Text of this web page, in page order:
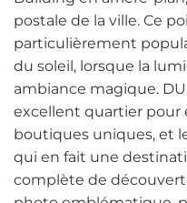
postale de la ville. Ce
particulièrement
du soleil, lorsque la
ambiance magique.
excellent quartier pour
boutiques uniques, et
qui en fait une
complète de